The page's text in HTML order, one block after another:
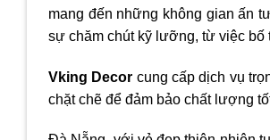
mang đến những không gian ấn
sự chăm chút kỹ lưỡng, từ việc
Vking Decor cung cấp dịch vụ
chặt chẽ để đảm bảo chất lượng